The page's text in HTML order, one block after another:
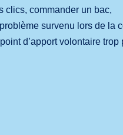
clics, commander un bac,
survenu lors de la
d’apport volontaire trop